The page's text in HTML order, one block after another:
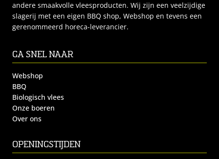
andere smaakvolle vleesproducten. Wij zijn een veelzijdige
slagerij met een eigen BBQ shop, Webshop en tevens een
gerenommeerd horeca-leverancier.
GA SNEL NAAR
Webshop
BBQ
Biologisch vlees
Onze boeren
Over ons
OPENINGSTIJDEN